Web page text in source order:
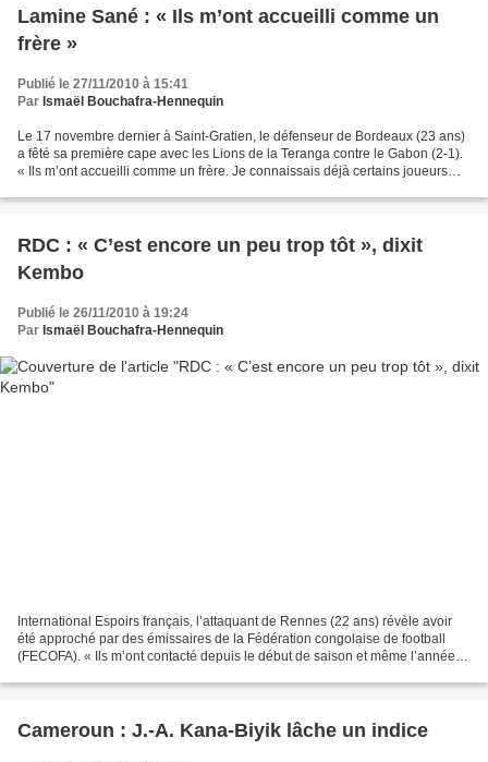
Lamine Sané : « Ils m’ont accueilli comme un
frère »
Publié le 27/11/2010 à 15:41
Par Ismaël Bouchafra-Hennequin
Le 17 novembre dernier à Saint-Gratien, le défenseur de Bordeaux (23 ans)
a fêté sa première cape avec les Lions de la Teranga contre le Gabon (2-1).
« Ils m’ont accueilli comme un frère. Je connaissais déjà certains joueurs
RDC : « C’est encore un peu trop tôt », dixit
Kembo
Publié le 26/11/2010 à 19:24
Par Ismaël Bouchafra-Hennequin
International Espoirs français, l’attaquant de Rennes (22 ans) révèle avoir
été approché par des émissaires de la Fédération congolaise de football
(FECOFA). « Ils m’ont contacté depuis le début de saison et même l’année
Cameroun : J.-A. Kana-Biyik lâche un indice